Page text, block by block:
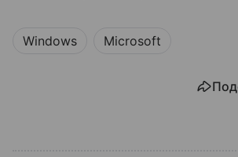
Windows Microsoft